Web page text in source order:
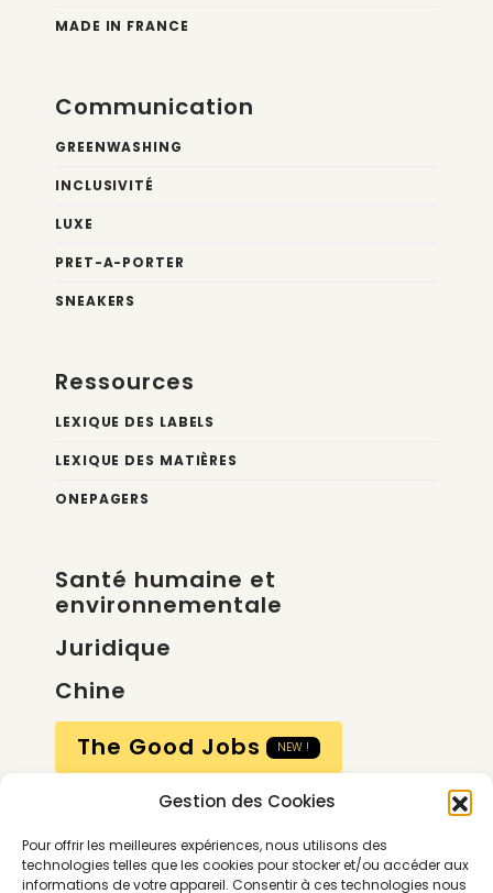
Gestion des Cookies
Pour offrir les meilleures expériences, nous utilisons des
technologies telles que les cookies pour stocker et/ou accéder aux
informations de votre appareil. Consentir à ces technologies nous
MADE IN FRANCE
Communication
GREENWASHING
INCLUSIVITÉ
LUXE
PRET-A-PORTER
SNEAKERS
Ressources
LEXIQUE DES LABELS
LEXIQUE DES MATIÈRES
ONEPAGERS
Santé humaine et
environnementale
Juridique
Chine
The Good Jobs
NEW !
Compte
Calendrier